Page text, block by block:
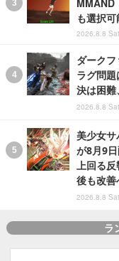
も選択可
2026.8.8
ダーク
ラグ問
決は困
2026.8.8
美少女
が8月9
上回る
後も改善
2026.8.8
ラ